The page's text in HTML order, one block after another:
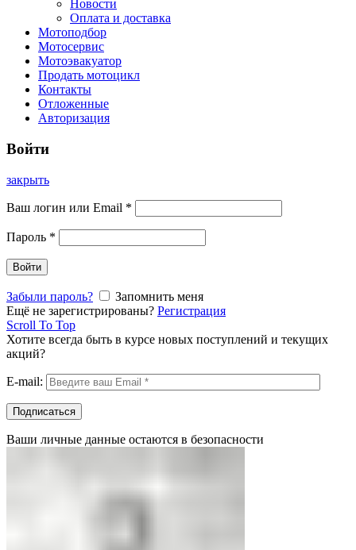
Новости
Оплата и доставка
Мотоподбор
Мотосервис
Мотоэвакуатор
Продать мотоцикл
Контакты
Отложенные
Авторизация
Войти
закрыть
Ваш логин или Email *
Пароль *
Войти
Забыли пароль?
Запомнить меня
Ещё не зарегистрированы? Регистрация
Scroll To Top
Хотите всегда быть в курсе новых поступлений и текущих
акций?
E-mail:
Ваши личные данные остаются в безопасности